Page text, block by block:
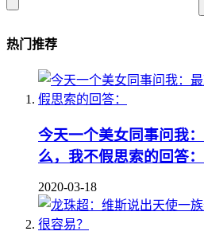
热门推荐
今天一个美女同事问我
么，我不假思索的回答：
2020-03-18